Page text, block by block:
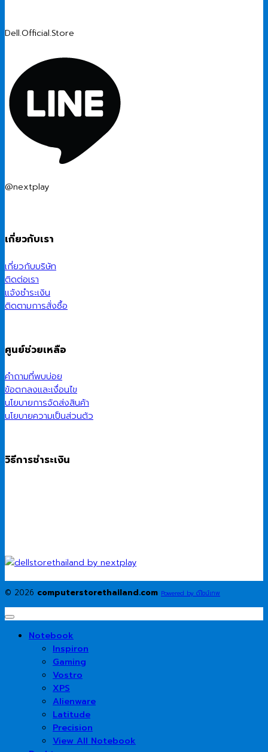
Dell.Official.Store
@nextplay
เกี่ยวกับเรา
เกี่ยวกับบริษัท
ติดต่อเรา
แจ้งชำระเงิน
ติดตามการสั่งซื้อ
ศูนย์ช่วยเหลือ
คำถามที่พบบ่อย
ข้อตกลงและเงื่อนไข
นโยบายการจัดส่งสินค้า
นโยบายความเป็นส่วนตัว
วิธีการชำระเงิน
© 2026 computerstorethailand.com Powered by ดีไซน์เทพ
Notebook
Inspiron
Gaming
Vostro
XPS
Alienware
Latitude
Precision
View All Notebook